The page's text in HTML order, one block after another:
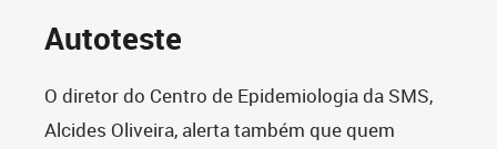
Autoteste
O diretor do Centro de Epidemiologia da SMS,
Alcides Oliveira, alerta também que quem